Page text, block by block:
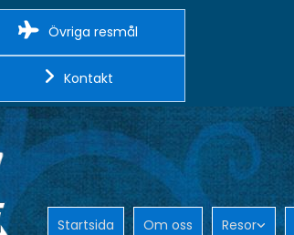
Övriga resmål
Kontakt
Startsida Om oss Resor